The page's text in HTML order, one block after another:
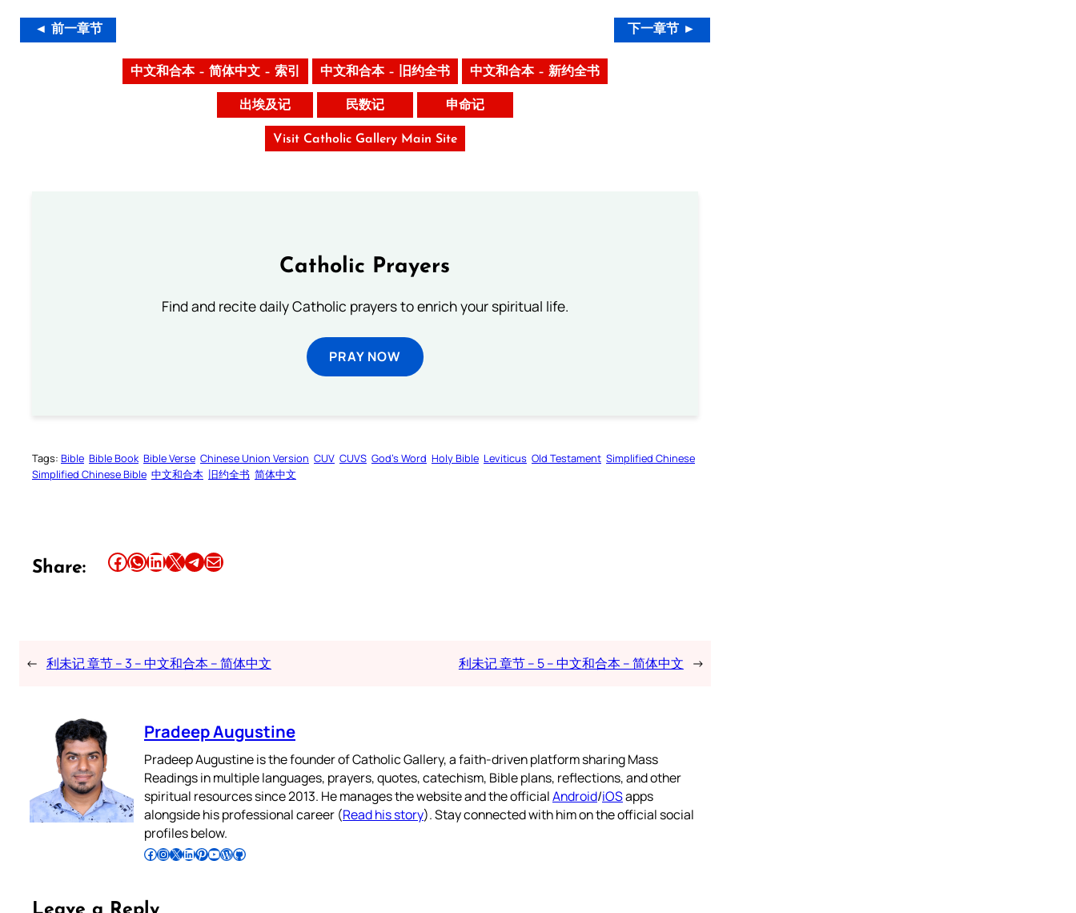
◄ 前一章节 下一章节 ►
中文和合本 – 简体中文 – 索引 中文和合本 – 旧约全书 中文和合本 – 新约全书
出埃及记 民数记 申命记
Visit Catholic Gallery Main Site
Catholic Prayers
Find and recite daily Catholic prayers to enrich your spiritual life.
PRAY NOW
Tags: Bible Bible Book Bible Verse Chinese Union Version CUV CUVS God’s Word Holy Bible Leviticus Old Testament Simplified Chinese
Simplified Chinese Bible 中文和合本 旧约全书 简体中文
Share: Share this article on Facebook Share this article on WhatsApp Share this article on LinkedIn Share this article on X Share this article on TelegramEmail this Article
← 利未记 章节 – 3 – 中文和合本 – 简体中文 利未记 章节 – 5 – 中文和合本 – 简体中文 →
Pradeep Augustine
Pradeep Augustine is the founder of Catholic Gallery, a faith-driven platform sharing Mass
Readings in multiple languages, prayers, quotes, catechism, Bible plans, reflections, and other
spiritual resources since 2013. He manages the website and the officialAndroid/iOSapps
alongside his professional career (Read his story). Stay connected with him on the official social
profiles below.
Follow Pradeep on Facebook Follow Pradeep on InstagramFollow Pradeep on X Follow Pradeep on LinkedIn Follow Pradeep on Pinterest Subscribe to Pradeep’s Youtube Channel Follow Pradeep on WordPress Follow Pradeep on GitHub